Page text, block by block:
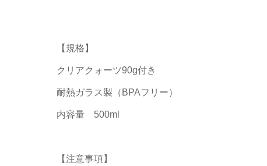
【規格】
クリアクォーツ90g付き
耐熱ガラス製（BPAフリー）
内容量 500ml
【注意事項】